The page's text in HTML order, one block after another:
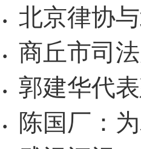
· 北京律协
· 商丘市司
· 郭建华代
· 陈国厂：